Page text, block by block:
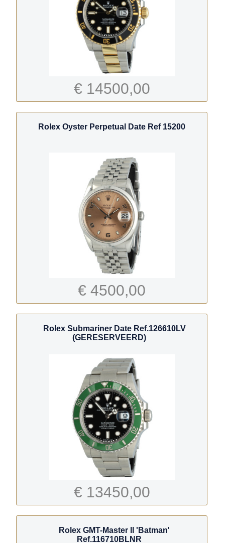
€ 14500,00
Rolex Oyster Perpetual Date Ref 15200
€ 4500,00
Rolex Submariner Date Ref.126610LV
(GERESERVEERD)
€ 13450,00
Rolex GMT-Master II 'Batman'
Ref.116710BLNR